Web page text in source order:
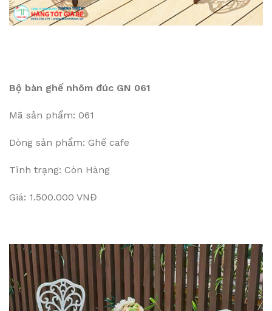
Bộ bàn ghế nhôm đúc GN 061
Mã sản phẩm: 061
Dòng sản phẩm: Ghế cafe
Tình trạng: Còn Hàng
Giá: 1.500.000 VNĐ